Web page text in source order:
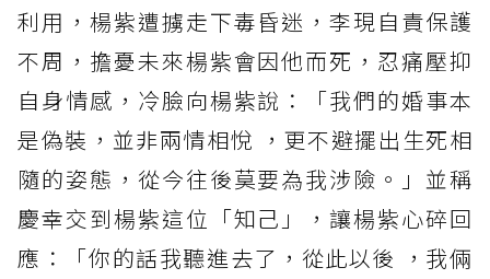
利用，楊紫遭擄走下毒昏迷，李現自責保護
不周，擔憂未來楊紫會因他而死，忍痛壓抑
自身情感，冷臉向楊紫說：「我們的婚事本
是偽裝，並非兩情相悅 ，更不避擺出生死相
隨的姿態，從今往後莫要為我涉險。」並稱
慶幸交到楊紫這位「知己」，讓楊紫心碎回
應：「你的話我聽進去了，從此以後 ，我倆